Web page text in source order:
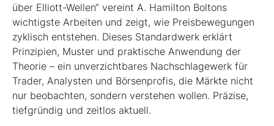
über Elliott-Wellen“ vereint A. Hamilton Boltons
wichtigste Arbeiten und zeigt, wie Preisbewegungen
zyklisch entstehen. Dieses Standardwerk erklärt
Prinzipien, Muster und praktische Anwendung der
Theorie – ein unverzichtbares Nachschlagewerk für
Trader, Analysten und Börsenprofis, die Märkte nicht
nur beobachten, sondern verstehen wollen. Präzise,
tiefgründig und zeitlos aktuell.